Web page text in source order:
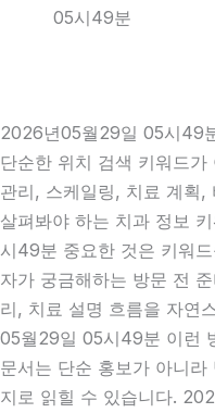
05시49분
2026년05월29일 05시49
단순한 위치 검색 키워드
관리, 스케일링, 치료 계획,
살펴봐야 하는 치과 정보
시49분 중요한 것은 키워
자가 궁금해하는 방문 전
리, 치료 설명 흐름을 자연
05월29일 05시49분 이런
문서는 단순 홍보가 아니
지로 읽힐 수 있습니다.